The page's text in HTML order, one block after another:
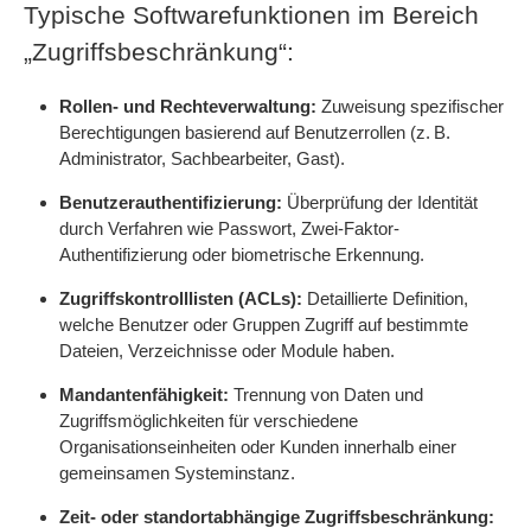
Typische Softwarefunktionen im Bereich
„Zugriffsbeschränkung“:
Rollen- und Rechteverwaltung: Zuweisung spezifischer
Berechtigungen basierend auf Benutzerrollen (z. B.
Administrator, Sachbearbeiter, Gast).
Benutzerauthentifizierung: Überprüfung der Identität
durch Verfahren wie Passwort, Zwei-Faktor-
Authentifizierung oder biometrische Erkennung.
Zugriffskontrolllisten (ACLs): Detaillierte Definition,
welche Benutzer oder Gruppen Zugriff auf bestimmte
Dateien, Verzeichnisse oder Module haben.
Mandantenfähigkeit: Trennung von Daten und
Zugriffsmöglichkeiten für verschiedene
Organisationseinheiten oder Kunden innerhalb einer
gemeinsamen Systeminstanz.
Zeit- oder standortabhängige Zugriffsbeschränkung: